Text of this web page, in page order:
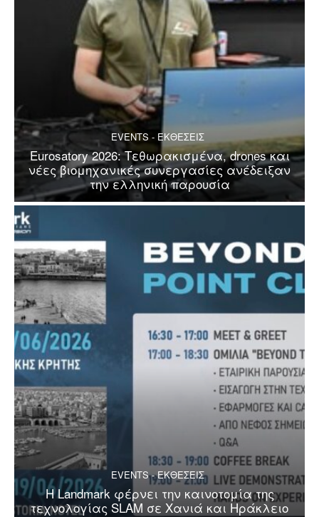
EVENTS - ΕΚΘΕΣΕΙΣ
Eurosatory 2026: Τεθωρακισμένα, drones και
νέες βιομηχανικές συνεργασίες ανέδειξαν
την ελληνική παρουσία
EVENTS - ΕΚΘΕΣΕΙΣ
Η Landmark φέρνει την καινοτομία της
τεχνολογίας SLAM σε Χανιά και Ηράκλειο